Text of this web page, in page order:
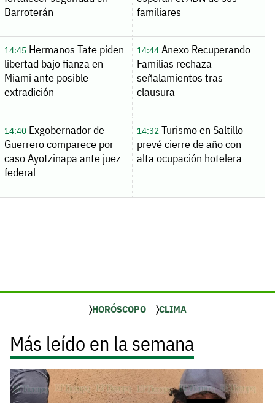
Barroterán
familiares
14:45Hermanos Tate piden
libertad bajo fianza en
Miami ante posible
extradición
14:44Anexo Recuperando
Familias rechaza
señalamientos tras
clausura
14:40Exgobernador de
Guerrero comparece por
caso Ayotzinapa ante juez
federal
14:32Turismo en Saltillo
prevé cierre de año con
alta ocupación hotelera
HORÓSCOPO CLIMA
Más leído en la semana